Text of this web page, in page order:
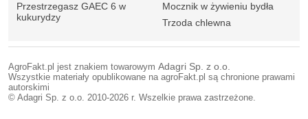
Przestrzegasz GAEC 6 w
kukurydzy
Mocznik w żywieniu bydła
Trzoda chlewna
AgroFakt.pl jest znakiem towarowym Adagri Sp. z o.o.
Wszystkie materiały opublikowane na agroFakt.pl są chronione prawami
autorskimi
© Adagri Sp. z o.o. 2010-2026 r. Wszelkie prawa zastrzeżone.